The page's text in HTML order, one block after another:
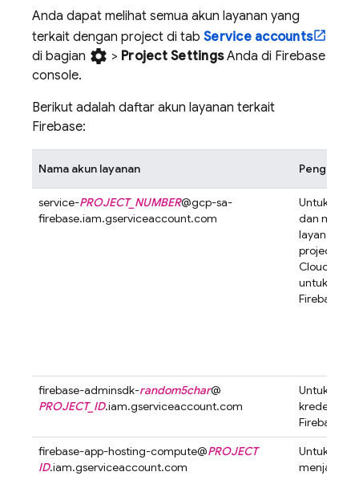
Anda dapat melihat semua akun layanan yang
terkait dengan project di tab Service accounts
di bagian settings > Project SettingsAnda di Firebase
console.
Berikut adalah daftar akun layanan terkait
Firebase:
Nama akun layanan
service-PROJECT_NUMBER@gcp-sa-
firebase.iam.gserviceaccount.com
Untuk
dan
layanan
project
Cloud
untuk
Firebase)
firebase-adminsdk-random5char@
PROJECT_ID.iam.gserviceaccount.com
Untuk
kredensial
Firebase
firebase-app-hosting-compute@PROJECT
ID.iam.gserviceaccount.com
Untuk